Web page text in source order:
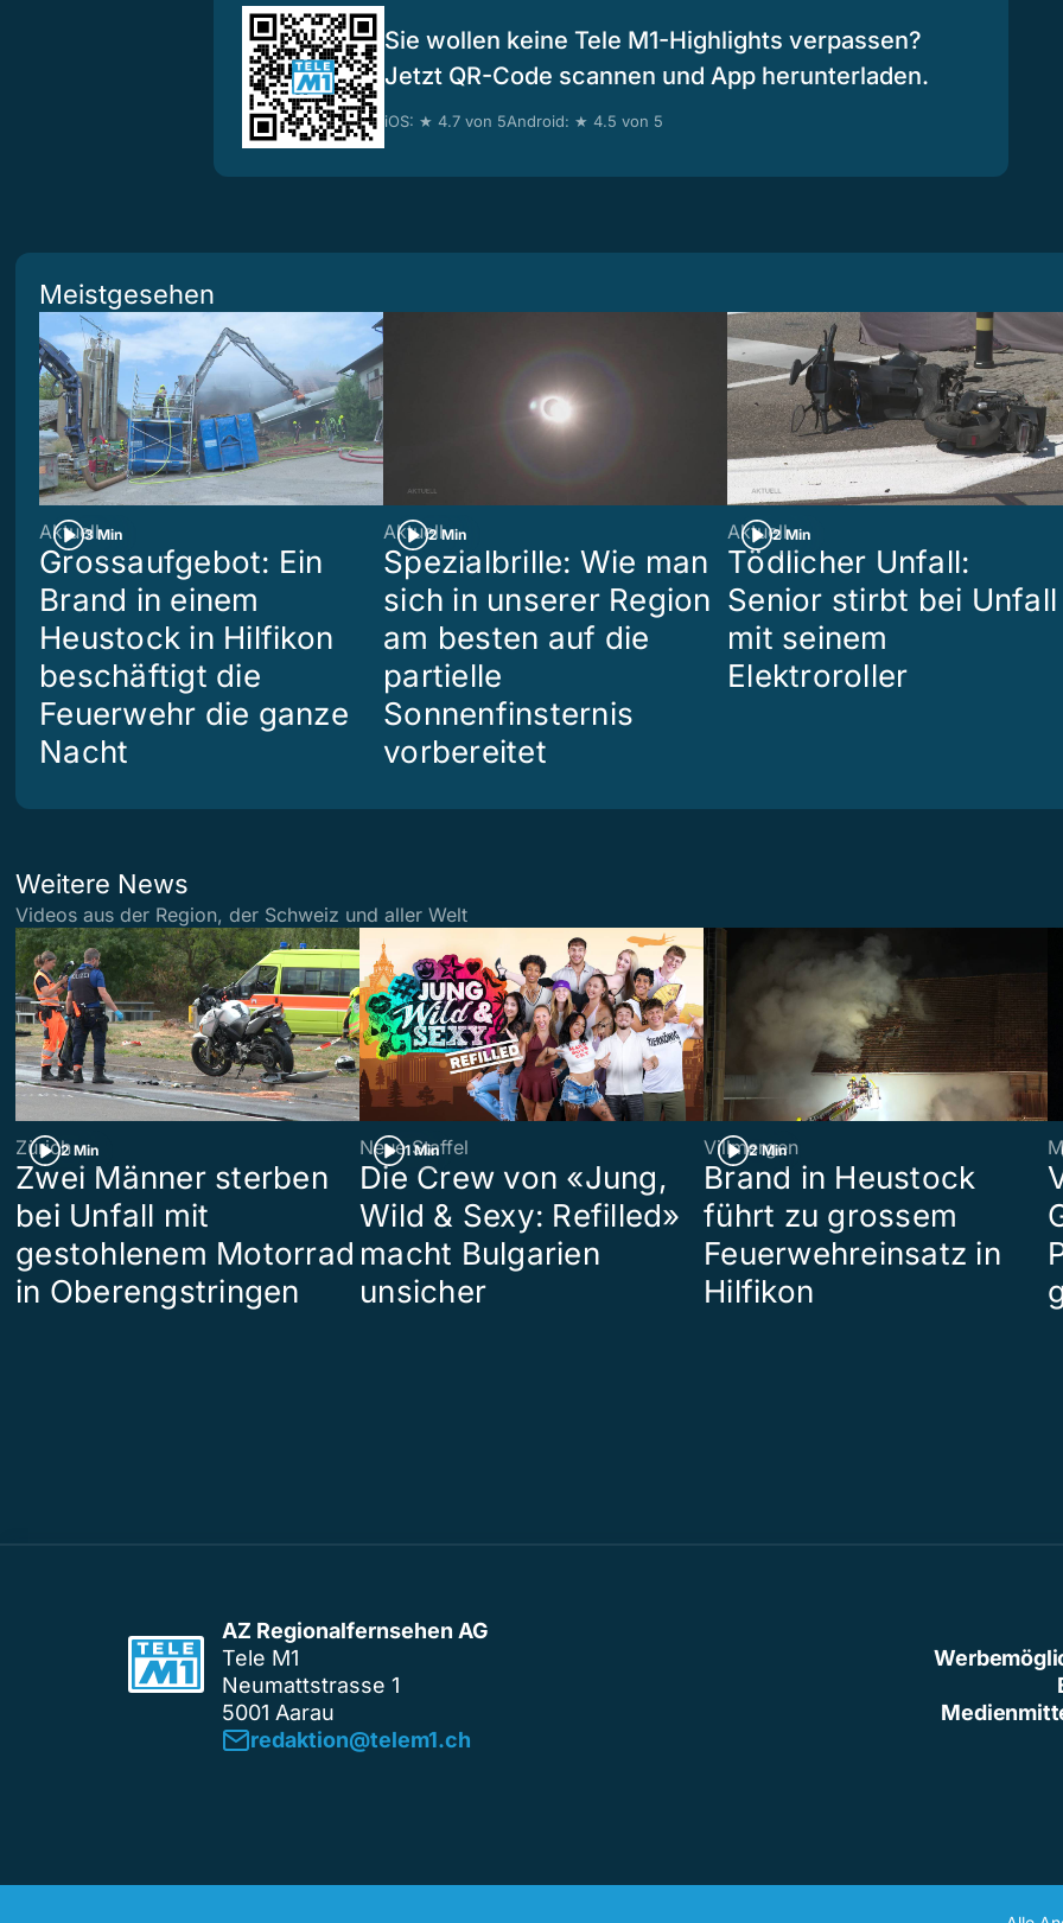
Sie wollen keine Tele M1-Highlights verpassen?
Jetzt QR-Code scannen und App herunterladen.
iOS: ★ 4.7 von 5Android: ★ 4.5 von 5
Meistgesehen
3 Min
Aktuell
Grossaufgebot: Ein
Brand in einem
Heustock in Hilfikon
beschäftigt die
Feuerwehr die ganze
Nacht
2 Min
Aktuell
Spezialbrille: Wie man
sich in unserer Region
am besten auf die
partielle
Sonnenfinsternis
vorbereitet
2 Min
Aktuell
Tödlicher Unfall:
Senior stirbt bei Unfall
mit seinem
Elektroroller
Weitere News
Videos aus der Region, der Schweiz und aller Welt
2 Min
Zürich
Zwei Männer sterben
bei Unfall mit
gestohlenem Motorrad
in Oberengstringen
1 Min
Neue Staffel
Die Crew von «Jung,
Wild & Sexy: Refilled»
macht Bulgarien
unsicher
2 Min
Villmergen
Brand in Heustock
führt zu grossem
Feuerwehreinsatz in
Hilfikon
AZ Regionalfernsehen AG
Tele M1
Neumattstrasse 1
5001 Aarau
redaktion@telem1.ch